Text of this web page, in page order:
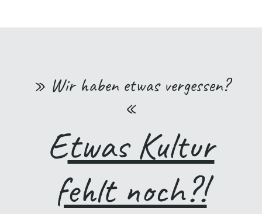
» Wir haben etwas vergessen?
«
Etwas Kultur
fehlt noch?!